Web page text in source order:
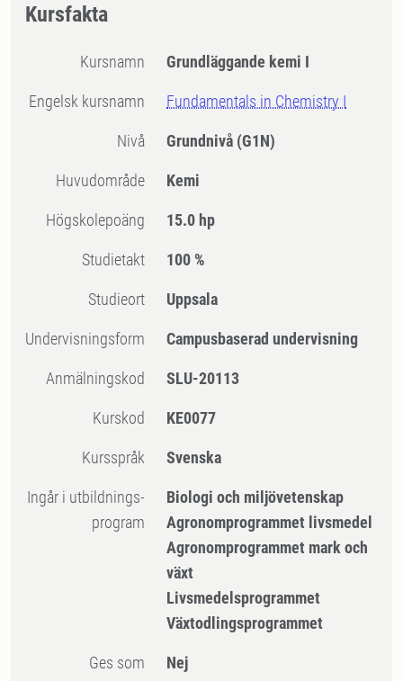
Kursfakta
Kursnamn Grundläggande kemi I
Engelsk kursnamn Fundamentals in Chemistry I
Nivå Grundnivå (G1N)
Huvudområde Kemi
högskolepoäng 15.0 hp
Studietakt 100 %
Studieort Uppsala
Undervisningsform Campusbaserad undervisning
Anmälningskod SLU-20113
Kurskod KE0077
Kursspråk Svenska
Ingår i utbildnings-
program
Biologi och miljövetenskap
Agronomprogrammet livsmedel
Agronomprogrammet mark och
växt
Livsmedelsprogrammet
Växtodlingsprogrammet
Ges som
Nej